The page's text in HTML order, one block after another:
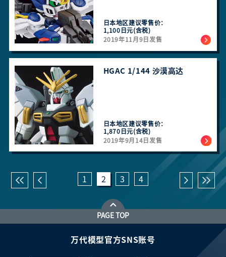
日本地区建议零售价：
1,100日元(含税)
2019年11月9日发售
HGAC 1/144 沙漠高达
日本地区建议零售价：
1,870日元(含税)
2019年9月14日发售
1 2 3 4
PAGE TOP
万代模型官方SNS账号